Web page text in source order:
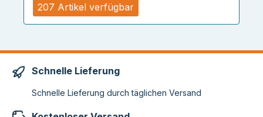
207 Artikel verfügbar
Schnelle Lieferung
Schnelle Lieferung durch täglichen Versand